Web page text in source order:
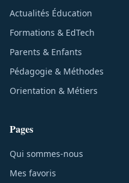
Actualités Éducation
Formations & EdTech
Parents & Enfants
Pédagogie & Méthodes
Orientation & Métiers
Pages
Qui sommes-nous
Mes favoris